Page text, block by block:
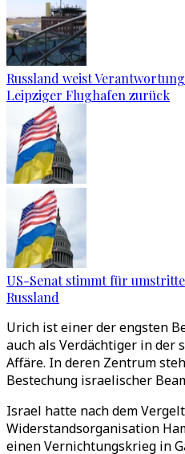
Russland weist
Leipziger Flughafen zurück
US-Senat stimmt für
Russland
Urich ist einer der engsten
auch als Verdächtiger in der
Affäre. In deren Zentrum
Bestechung israelischer
Israel hatte nach dem
Widerstandsorganisation
einen Vernichtungskrieg in